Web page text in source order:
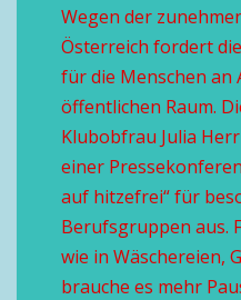
Wegen der
Österreich fordert
für die Menschen an
öffentlichen Raum.
Klubobfrau Julia
einer
auf hitzefrei“ für
Berufsgruppen aus.
wie in Wäschereien,
brauche es mehr